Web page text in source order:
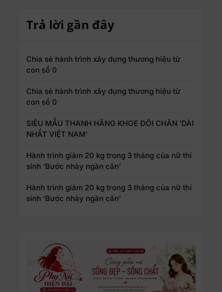
Trả lời gần đây
Chia sẻ hành trình xây dựng thương hiệu từ
con số 0
Chia sẻ hành trình xây dựng thương hiệu từ
con số 0
SIÊU MẪU THANH HẰNG KHOE ĐÔI CHÂN ’DÀI
NHẤT VIỆT NAM’
Hành trình giảm 20 kg trong 3 tháng của nữ thí
sinh ‘Bước nhảy ngàn cân’
Hành trình giảm 20 kg trong 3 tháng của nữ thí
sinh ‘Bước nhảy ngàn cân’